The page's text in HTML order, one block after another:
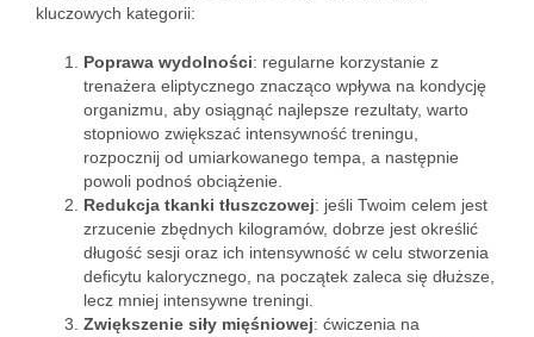
kluczowych kategorii:
Poprawa wydolności: regularne korzystanie z
trenażera eliptycznego znacząco wpływa na kondycję
organizmu, aby osiągnąć najlepsze rezultaty, warto
stopniowo zwiększać intensywność treningu,
rozpocznij od umiarkowanego tempa, a następnie
powoli podnoś obciążenie.
Redukcja tkanki tłuszczowej: jeśli Twoim celem jest
zrzucenie zbędnych kilogramów, dobrze jest określić
długość sesji oraz ich intensywność w celu stworzenia
deficytu kalorycznego, na początek zaleca się dłuższe,
lecz mniej intensywne treningi.
Zwiększenie siły mięśniowej: ćwiczenia na